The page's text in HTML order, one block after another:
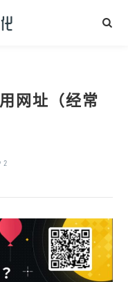
网址（经常
2